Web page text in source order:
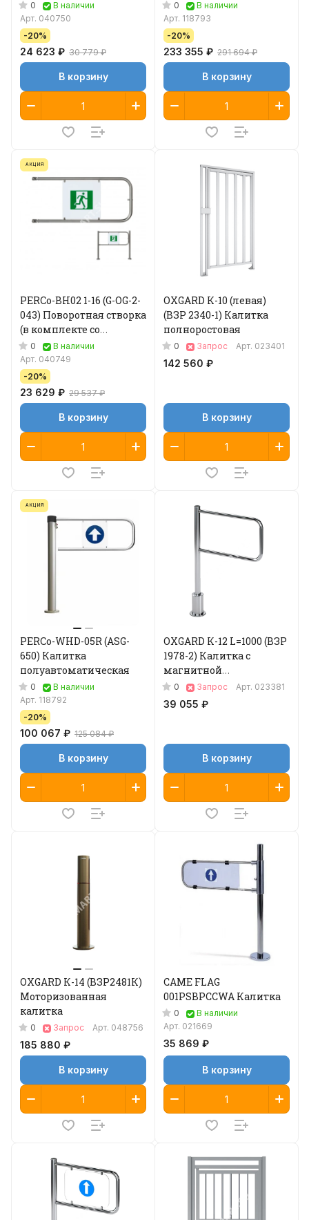
стопорным
механизмом)
0
В наличии
Арт. 040750
-20%
24 623 ₽ 30 779 ₽
В корзину
створка длиной 1100 мм
0
В наличии
Арт. 118793
-20%
233 355 ₽ 291 694 ₽
В корзину
АКЦИЯ
PERCo-BH02 1-16 (G-OG-2-
043) Поворотная створка
(в комплекте со
стопорным
механизмом)
0
В наличии
Арт. 040749
-20%
23 629 ₽ 29 537 ₽
В корзину
OXGARD К-10 (левая)
(ВЗР 2340-1) Калитка
полноростовая
0 Запрос Арт. 023401
142 560 ₽
В корзину
АКЦИЯ
PERCo-WHD-05R (ASG-
650) Калитка
полуавтоматическая
0
В наличии
Арт. 118792
-20%
100 067 ₽ 125 084 ₽
В корзину
OXGARD К-12 L=1000 (ВЗР
1978-2) Калитка с
магнитной
разблокировкой
0 Запрос Арт. 023381
39 055 ₽
В корзину
OXGARD К-14 (ВЗР2481К)
Моторизованная
калитка
0 Запрос Арт. 048756
185 880 ₽
В корзину
CAME FLAG
001PSBPCCWA Калитка
0
В наличии
Арт. 021669
35 869 ₽
В корзину